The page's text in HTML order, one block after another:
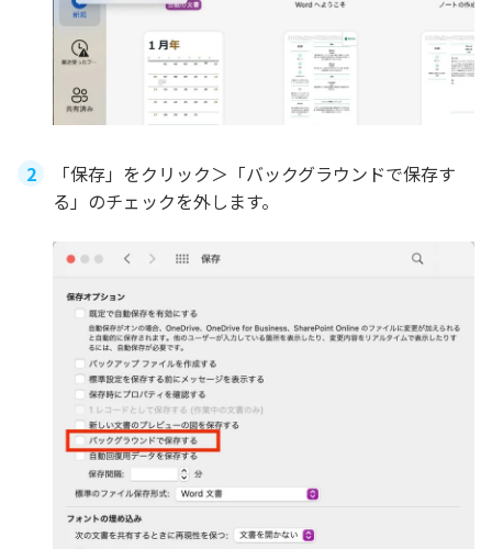
「保存」をクリック＞「バックグラウンドで保存す
る」のチェックを外します。